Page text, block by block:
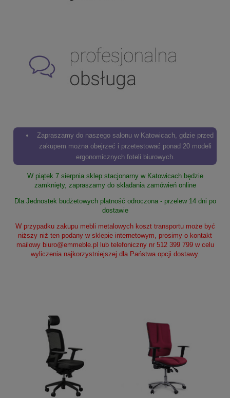
Zapraszamy do naszego salonu w Katowicach, gdzie przed
zakupem można obejrzeć i przetestować ponad 20 modeli
ergonomicznych foteli biurowych.
W piątek 7 sierpnia sklep stacjonarny w Katowicach będzie
zamknięty, zapraszamy do składania zamówień online
Dla Jednostek budżetowych płatność odroczona - przelew 14 dni po
dostawie
W przypadku zakupu mebli metalowych koszt transportu może być
niższy niż ten podany w sklepie internetowym, prosimy o kontakt
mailowy biuro@emmeble.pl
lub telefoniczny nr 512 399 799 w celu
wyliczenia najkorzystniejszej dla Państwa opcji dostawy.